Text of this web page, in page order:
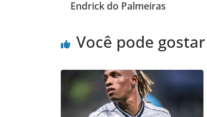
Endrick do Palmeiras
Você pode